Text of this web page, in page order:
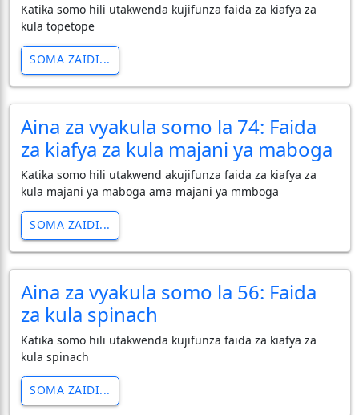
Katika somo hili utakwenda kujifunza faida za kiafya za
kula topetope
SOMA ZAIDI...
Aina za vyakula somo la 74: Faida
za kiafya za kula majani ya maboga
Katika somo hili utakwend akujifunza faida za kiafya za
kula majani ya maboga ama majani ya mmboga
SOMA ZAIDI...
Aina za vyakula somo la 56: Faida
za kula spinach
Katika somo hili utakwenda kujifunza faida za kiafya za
kula spinach
SOMA ZAIDI...